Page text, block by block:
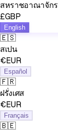
สหราชอาณาจักร
£GBP
English
🇪🇸
สเปน
€EUR
Español
🇫🇷
ฝรั่งเศส
€EUR
Français
🇧🇪